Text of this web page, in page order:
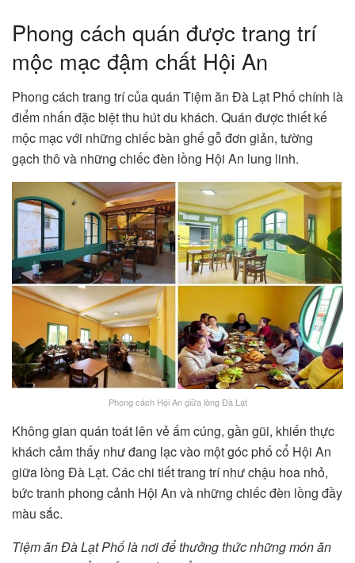
Phong cách quán được trang trí
mộc mạc đậm chất Hội An
Phong cách trang trí của quán Tiệm ăn Đà Lạt Phố chính là
điểm nhấn đặc biệt thu hút du khách. Quán được thiết kế
mộc mạc với những chiếc bàn ghế gỗ đơn giản, tường
gạch thô và những chiếc đèn lồng Hội An lung linh.
Phong cách Hội An giữa lòng Đà Lạt
Không gian quán toát lên vẻ ấm cúng, gần gũi, khiến thực
khách cảm thấy như đang lạc vào một góc phố cổ Hội An
giữa lòng Đà Lạt. Các chi tiết trang trí như chậu hoa nhỏ,
bức tranh phong cảnh Hội An và những chiếc đèn lồng đầy
màu sắc.
Tiệm ăn Đà Lạt Phố là nơi để thưởng thức những món ăn